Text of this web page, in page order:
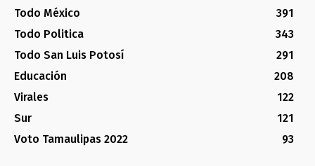
Todo México
391
Todo Politica
343
Todo San Luis Potosí
291
Educación
208
Virales
122
Sur
121
Voto Tamaulipas 2022
93